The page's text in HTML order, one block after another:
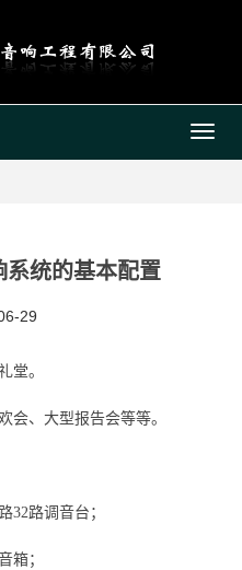
系统的基本配置
29
堂。
会、大型报告会等等。
路调音台；
箱；